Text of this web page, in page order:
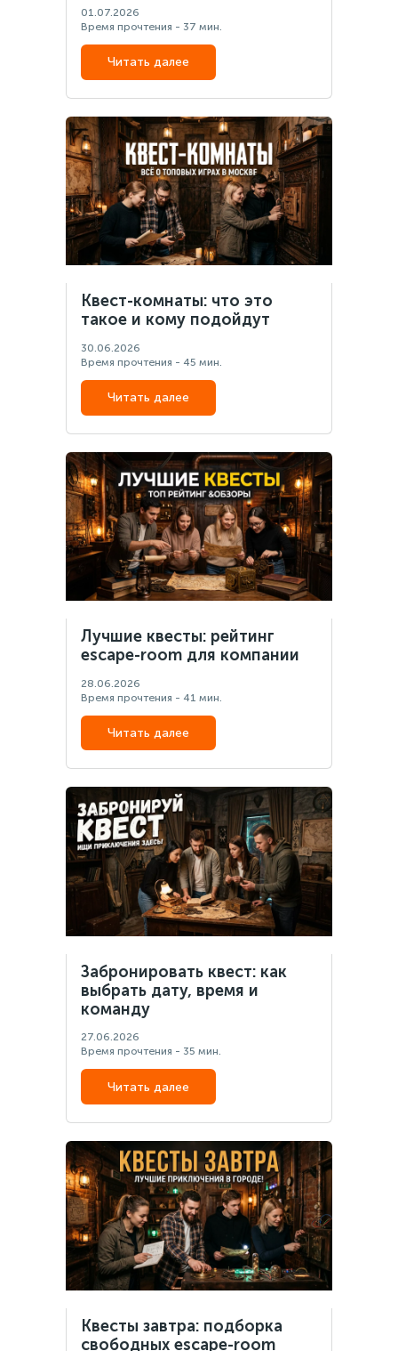
01.07.2026
Время прочтения - 37 мин.
Читать далее
Квест-комнаты: что это
такое и кому подойдут
30.06.2026
Время прочтения - 45 мин.
Читать далее
Лучшие квесты: рейтинг
escape-room для компании
28.06.2026
Время прочтения - 41 мин.
Читать далее
Забронировать квест: как
выбрать дату, время и
команду
27.06.2026
Время прочтения - 35 мин.
Читать далее
Квесты завтра: подборка
свободных escape-room